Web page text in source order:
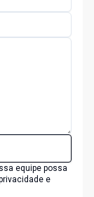
equipe possa
e